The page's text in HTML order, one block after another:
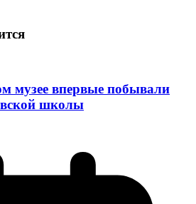
музее впервые побывали
школы